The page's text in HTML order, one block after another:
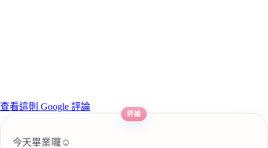
查看這則 Google 評論
今天畢業囉☺️